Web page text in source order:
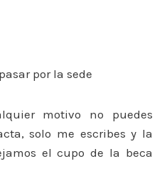
por la sede
motivo no puedes
solo me escribes y la
el cupo de la beca